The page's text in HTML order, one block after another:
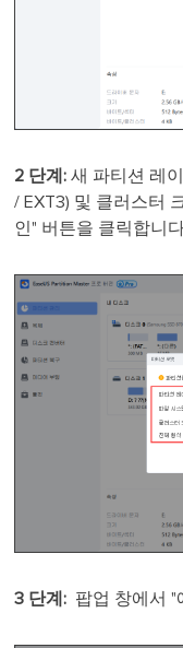
2 단계:새 파티션 레
/ EXT3) 및 클러스터
인" 버튼을 클릭합니
3 단계: 팝업 창에서 "